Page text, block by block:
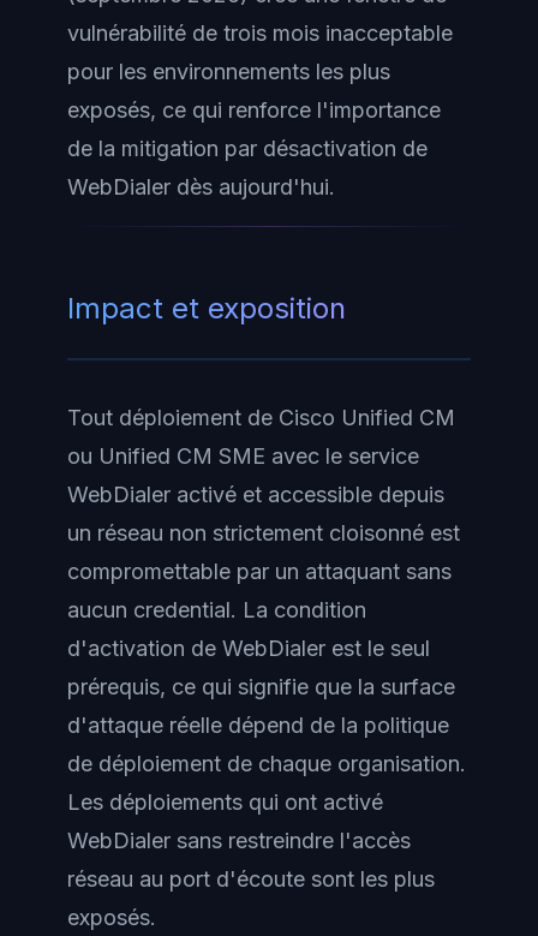
vulnérabilité de trois mois inacceptable
pour les environnements les plus
exposés, ce qui renforce l'importance
de la mitigation par désactivation de
WebDialer dès aujourd'hui.
Impact et exposition
Tout déploiement de Cisco Unified CM
ou Unified CM SME avec le service
WebDialer activé et accessible depuis
un réseau non strictement cloisonné est
compromettable par un attaquant sans
aucun credential. La condition
d'activation de WebDialer est le seul
prérequis, ce qui signifie que la surface
d'attaque réelle dépend de la politique
de déploiement de chaque organisation.
Les déploiements qui ont activé
WebDialer sans restreindre l'accès
réseau au port d'écoute sont les plus
exposés.